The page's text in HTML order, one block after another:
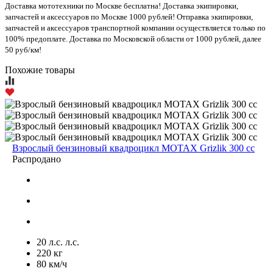
Доставка мототехники по Москве бесплатна! Доставка экипировки,
запчастей и аксессуаров по Москве 1000 рублей! Отправка экипировки,
запчастей и аксессуаров транспортной компании осуществляется только по
100% предоплате. Доставка по Московской области от 1000 рублей, далее
50 руб/км!
Похожие товары
Взрослый бензиновый квадроцикл MOTAX Grizlik 300 cc
Распродано
20 л.с. л.с.
220 кг
80 км/ч